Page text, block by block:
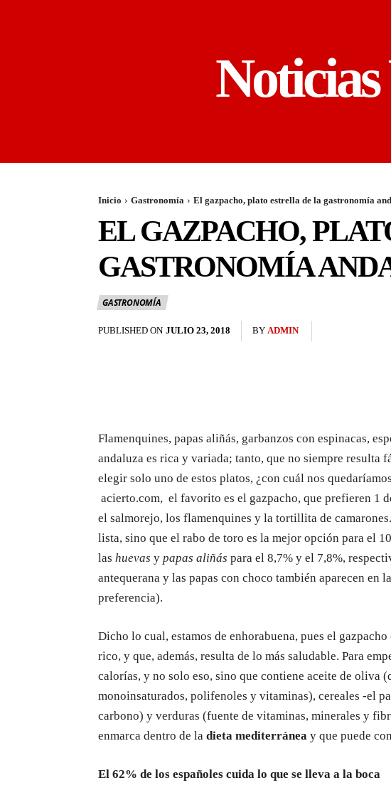
Inicio Gastronomía El gazpacho, plato estrella de la gastronomía
EL GAZPACHO,
GASTRONOMÍA
GASTRONOMÍA
PUBLISHED ON JULIO 23, 2018 BY ADMIN
Flamenquines, papas aliñás, garbanzos con espinacas,
andaluza es rica y variada; tanto, que no siempre resulta
elegir solo uno de estos platos, ¿con cuál nos
acierto.com, el favorito es el gazpacho, que prefieren 1
el salmorejo, los flamenquines y la tortillita de
lista, sino que el rabo de toro es la mejor opción para el
las huevas y papas aliñás para el 8,7% y el 7,8%,
antequerana y las papas con choco también aparecen en
preferencia).
Dicho lo cual, estamos de enhorabuena, pues el
rico, y que, además, resulta de lo más saludable. Para
calorías, y no solo eso, sino que contiene aceite de oliva
monoinsaturados, polifenoles y vitaminas), cereales -el
carbono) y verduras (fuente de vitaminas, minerales y
enmarca dentro de la dieta mediterránea y que puede
El 62% de los españoles cuida lo que se lleva a la boca